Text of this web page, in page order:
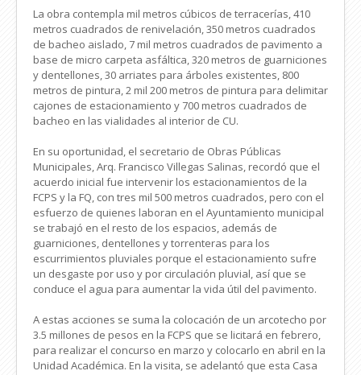
La obra contempla mil metros cúbicos de terracerías, 410
metros cuadrados de renivelación, 350 metros cuadrados
de bacheo aislado, 7 mil metros cuadrados de pavimento a
base de micro carpeta asfáltica, 320 metros de guarniciones
y dentellones, 30 arriates para árboles existentes, 800
metros de pintura, 2 mil 200 metros de pintura para delimitar
cajones de estacionamiento y 700 metros cuadrados de
bacheo en las vialidades al interior de CU.
En su oportunidad, el secretario de Obras Públicas
Municipales, Arq. Francisco Villegas Salinas, recordó que el
acuerdo inicial fue intervenir los estacionamientos de la
FCPS y la FQ, con tres mil 500 metros cuadrados, pero con el
esfuerzo de quienes laboran en el Ayuntamiento municipal
se trabajó en el resto de los espacios, además de
guarniciones, dentellones y torrenteras para los
escurrimientos pluviales porque el estacionamiento sufre
un desgaste por uso y por circulación pluvial, así que se
conduce el agua para aumentar la vida útil del pavimento.
A estas acciones se suma la colocación de un arcotecho por
3.5 millones de pesos en la FCPS que se licitará en febrero,
para realizar el concurso en marzo y colocarlo en abril en la
Unidad Académica. En la visita, se adelantó que esta Casa